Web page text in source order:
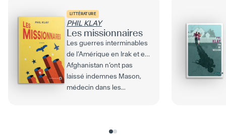
LITTÉRATURE
PHIL KLAY
Les missionnaires
Les guerres interminables
de l’Amérique en Irak et en
Afghanistan n’ont pas
laissé indemnes Mason,
médecin dans les...